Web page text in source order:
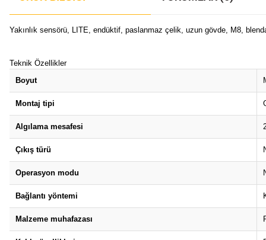
Yakınlık sensörü, LITE, endüktif, paslanmaz çelik, uzun gövde, M8,
Teknik Özellikler
Boyut
Montaj tipi
Algılama mesafesi
Çıkış türü
Operasyon modu
Bağlantı yöntemi
Malzeme muhafazası